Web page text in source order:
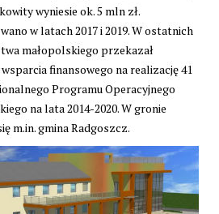
wyniesie ok. 5 mln zł.
w latach 2017 i 2019. W ostatnich
małopolskiego przekazał
finansowego na realizację 41
Programu Operacyjnego
na lata 2014-2020. W gronie
m.in. gmina Radgoszcz.